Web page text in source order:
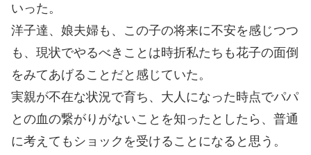
いった。
洋子達、娘夫婦も、この子の将来に不安を感じつつ
も、現状でやるべきことは時折私たちも花子の面倒
をみてあげることだと感じていた。
実親が不在な状況で育ち、大人になった時点でパパ
との血の繋がりがないことを知ったとしたら、普通
に考えてもショックを受けることになると思う。